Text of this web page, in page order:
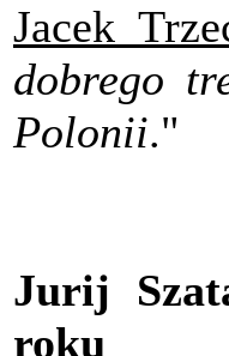
Jacek
dobrego
Polonii."
Jurij
roku